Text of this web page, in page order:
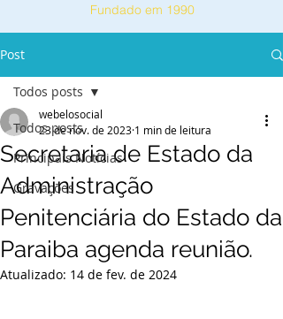
Fundado em 1990
Post
Todos posts
Principais Notícias
Gravações
Todos posts
Secretaria de Estado da
Administração
Penitenciária do Estado da
Paraiba agenda reunião.
webelosocial
23 de nov. de 2023 1 min de leitura
Atualizado: 14 de fev. de 2024